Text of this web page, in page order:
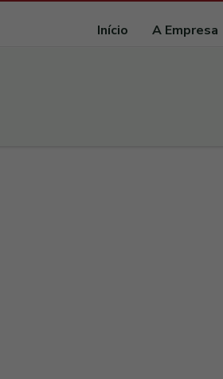
Início A Empresa